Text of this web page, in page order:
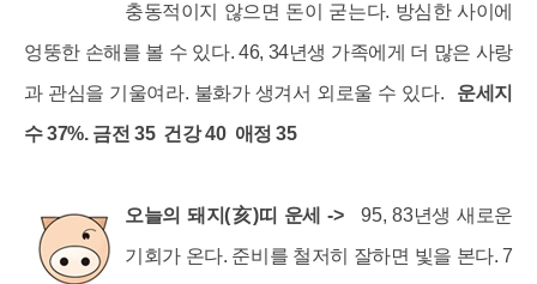
충동적이지 않으면 돈이 굳는다. 방심한 사이에
엉뚱한 손해를 볼 수 있다. 46, 34년생 가족에게 더 많은 사랑
과 관심을 기울여라. 불화가 생겨서 외로울 수 있다.
운세지
수 37%. 금전 35 건강 40 애정 35
오늘의 돼지(亥)띠 운세 ->
95, 83년생 새로운
기회가 온다. 준비를 철저히 잘하면 빛을 본다. 7